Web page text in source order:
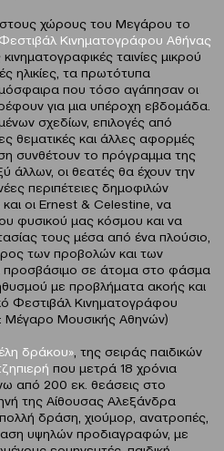
στους χώρους του Μεγάρου το
Φεστιβάλ Κινηματογράφου Αθήνας
κινηματογραφικές ταινίες μικρού
ηλικίες, τα πρωτότυπα
που τόσο αγάπησαν οι
για μια υπέροχη εβδομάδα.
σχεδίων, επιλογές από
θεματικές και άλλες αφορμές
συνθέτουν το πρόγραμμα της
άλλων, οι θεατές θα έχουν την
περιπέτειες δημοφιλών
οι Ernest & Celestine, να
φυσικού μας κόσμου και να
τους μέσα από ένα πλούσιο,
των προβολών και των
προσβάσιμο σε άτομα στο φάσμα
με προβλήματα ακοής και
Φεστιβάλ Κινηματογράφου
Μουσικής Αθηνών)
δράκου» , της σειράς παιδικών
που μετρά 18 χρόνια
από 200 εκ. θεάσεις στο
της Αίθουσας Αλεξάνδρα
δράση, χιούμορ, ανατροπές,
υψηλών προδιαγραφών, με